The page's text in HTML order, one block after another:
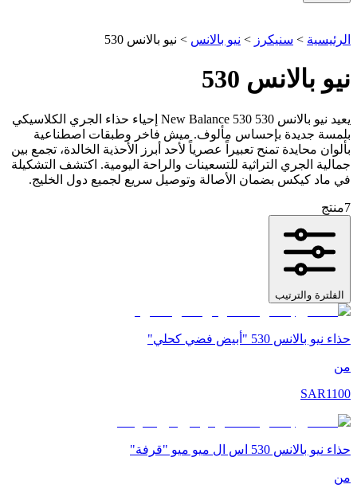
الرئيسية > سنيكرز > نيو بالانس > نيو بالانس 530
نيو بالانس 530
يعيد نيو بالانس 530 New Balance 530 إحياء حذاء الجري الكلاسيكي
بلمسة جديدة بإحساس مألوف. ميش فاخر وطبقات اصطناعية
بألوان محايدة تمنح تعبيراً عصرياً لأحد أبرز الأحذية الخالدة، تجمع بين
جمالية الجري التراثية للتسعينات والراحة اليومية. اكتشف التشكيلة
في ماد كيكس بضمان الأصالة وتوصيل سريع لجميع دول الخليج.
7منتج
الفلترة والترتيب
حذاء نيو بالانس 530 "أبيض فضي كحلي"
من
SAR1100
حذاء نيو بالانس 530 اس ال ميو ميو "قرفة"
من